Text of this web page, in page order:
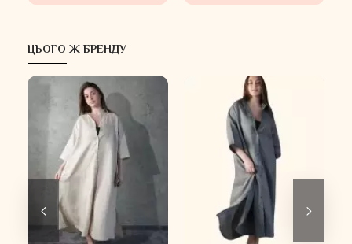
ЦЬОГО Ж БРЕНДУ